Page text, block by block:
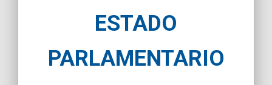
ESTADO
PARLAMENTARIO